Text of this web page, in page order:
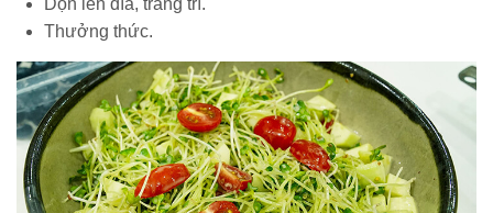
Thưởng thức.